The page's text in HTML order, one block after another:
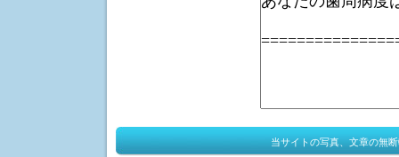
当サイトの写真、文章の無